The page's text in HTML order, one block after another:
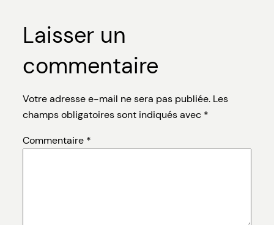
Laisser un
commentaire
Votre adresse e-mail ne sera pas publiée. Les
champs obligatoires sont indiqués avec *
Commentaire *